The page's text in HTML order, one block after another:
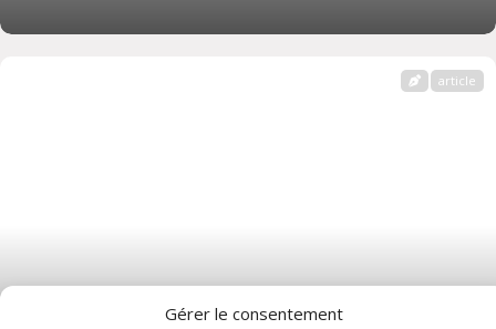
Gérer le consentement
article